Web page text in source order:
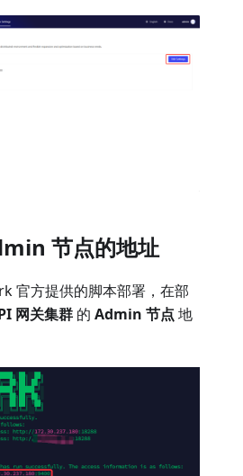
节点的地址
官方提供的脚本部署，在部
网关集群 的 Admin 节点地